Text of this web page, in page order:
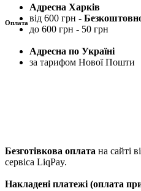
Адресна Харків
від 600 грн -
до 600 грн - 50 грн
Адресна по Україні
за тарифом Нової Пошти
Оплата
Безготівкова оплата на сайті
сервіса LiqPay.
Накладені платежі (оплата